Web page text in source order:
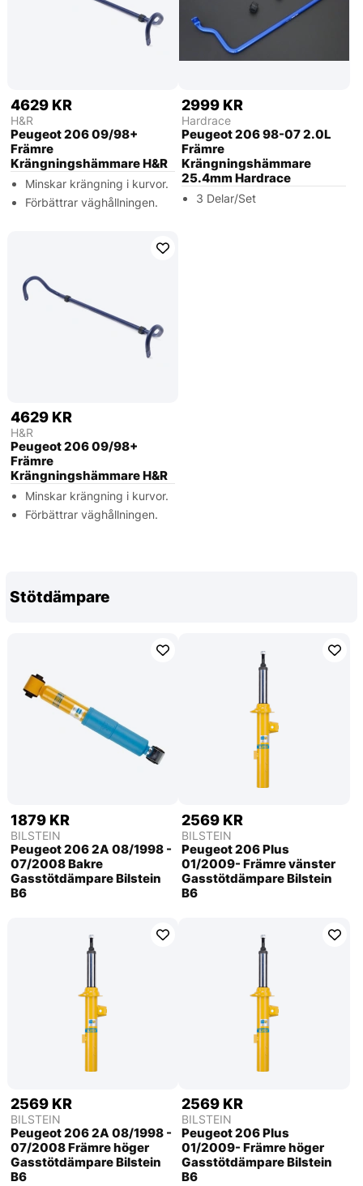
4629 KR
H&R
Peugeot 206 09/98+
Främre
Krängningshämmare H&R
Minskar krängning i kurvor.
Förbättrar väghållningen.
2999 KR
Hardrace
Peugeot 206 98-07 2.0L
Främre
Krängningshämmare
25.4mm Hardrace
3 Delar/Set
4629 KR
H&R
Peugeot 206 09/98+
Främre
Krängningshämmare H&R
Minskar krängning i kurvor.
Förbättrar väghållningen.
Stötdämpare
1879 KR
BILSTEIN
Peugeot 206 2A 08/1998 -
07/2008 Bakre
Gasstötdämpare Bilstein
B6
2569 KR
BILSTEIN
Peugeot 206 Plus
01/2009- Främre vänster
Gasstötdämpare Bilstein
B6
2569 KR
BILSTEIN
Peugeot 206 2A 08/1998 -
07/2008 Främre höger
Gasstötdämpare Bilstein
B6
2569 KR
BILSTEIN
Peugeot 206 Plus
01/2009- Främre höger
Gasstötdämpare Bilstein
B6